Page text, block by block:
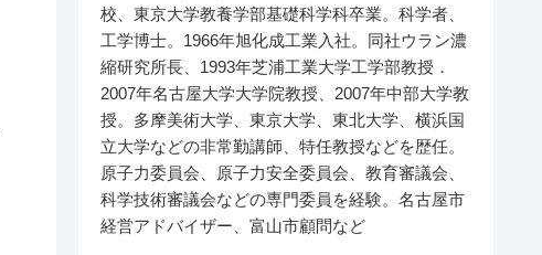
校、東京大学教養学部基礎科学科卒業。科学者、
工学博士。1966年旭化成工業入社。同社ウラン濃
縮研究所長、1993年芝浦工業大学工学部教授．
2007年名古屋大学大学院教授、2007年中部大学教
授。多摩美術大学、東京大学、東北大学、横浜国
立大学などの非常勤講師、特任教授などを歴任。
原子力委員会、原子力安全委員会、教育審議会、
科学技術審議会などの専門委員を経験。名古屋市
経営アドバイザー、富山市顧問など